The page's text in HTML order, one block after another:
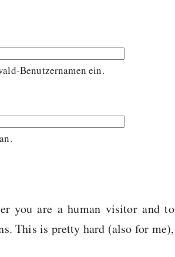
Benutzernamen ein.
you are a human visitor and to
This is pretty hard (also for me),